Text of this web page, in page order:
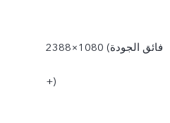
2388×1080 (فائق الجودة
+)